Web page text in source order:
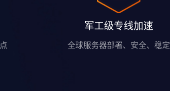
军工级专线加速
全球服务器部署、安全、稳定